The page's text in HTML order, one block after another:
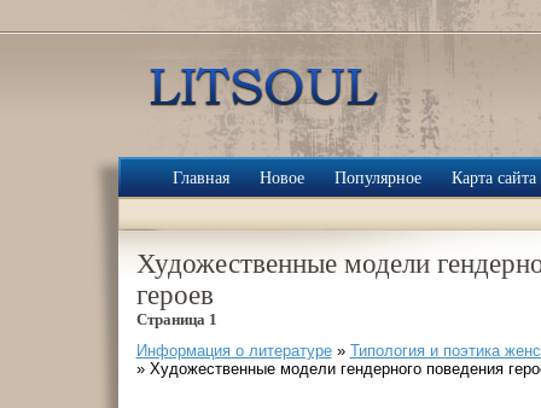
Главная Новое Популярное Карта сайта
Художественные модели
героев
Страница 1
Информация о литературе» Типология и поэтика
» Художественные модели гендерного поведения